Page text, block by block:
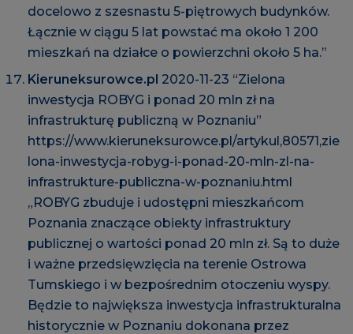
docelowo z szesnastu 5-piętrowych budynków.
Łącznie w ciągu 5 lat powstać ma około 1 200
mieszkań na działce o powierzchni około 5 ha.”
Kieruneksurowce.pl 2020-11-23 “Zielona
inwestycja ROBYG i ponad 20 mln zł na
infrastrukturę publiczną w Poznaniu”
https://www.kieruneksurowce.pl/artykul,80571,zie
lona-inwestycja-robyg-i-ponad-20-mln-zl-na-
infrastrukture-publiczna-w-poznaniu.html
„ROBYG zbuduje i udostępni mieszkańcom
Poznania znaczące obiekty infrastruktury
publicznej o wartości ponad 20 mln zł. Są to duże
i ważne przedsięwzięcia na terenie Ostrowa
Tumskiego i w bezpośrednim otoczeniu wyspy.
Będzie to największa inwestycja infrastrukturalna
historycznie w Poznaniu dokonana przez